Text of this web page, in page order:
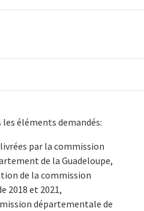
éléments demandés:
par la commission
de la Guadeloupe,
de la commission
2018 et 2021,
départementale de